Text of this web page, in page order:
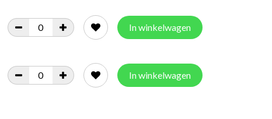
In winkelwagen
In winkelwagen